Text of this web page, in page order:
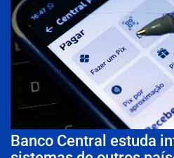
Banco Central estuda